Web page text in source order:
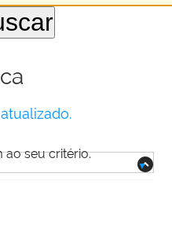
ao seu critério.